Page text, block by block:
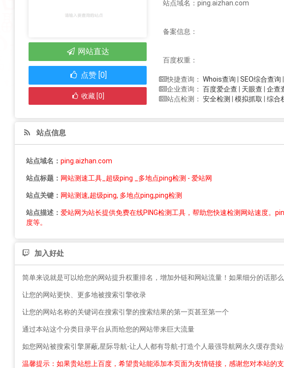
站点域名：ping.aizhan.com
备案信息：
百度权重：
快捷查询： Whois查询 SEO综合查询
企业查询： 百度爱企查 天眼查 企查
站点检测： 安全检测 模拟抓取 综合
网站直达
点赞 [0]
收藏 [0]
站点信息
站点域名： ping.aizhan.com
站点标题： 网站测速工具_超级ping _多地点ping检测 - 爱站网
站点关键： 网站测速,超级ping, 多地点ping,ping检测
站点描述： 爱站网为站长提供免费在线PING检测工具，帮助您快速检测网站速度。
度等。
加入好处
简单来说就是可以给您的网站提升权重排名，增加外链和网站流量！如果细分的话那
让您的网站更快、更多地被搜索引擎收录
让您的网站名称的关键词在搜索引擎的搜索结果的第一页甚至第一个
通过本站这个分类目录平台从而给您的网站带来巨大流量
如您网站被搜索引擎屏蔽,星际导航-让人人都有导航-打造个人最强导航网永久缓存贵
温馨提示：如果贵站想上百度，希望贵站能添加本页面为友情链接，感谢您对本站的支